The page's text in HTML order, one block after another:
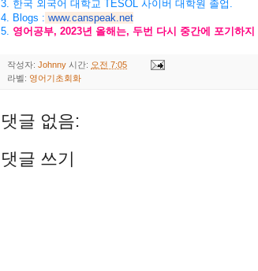
3. 한국 외국어 대학교 TESOL 사이버 대학원 졸업
4. Blogs : www.canspeak.net
5. 영어공부, 2023년 올해는, 두번 다시 중간에 포기하지
작성자: Johnny 시간: 오전 7:05
라벨: 영어기초회화
댓글 없음:
댓글 쓰기